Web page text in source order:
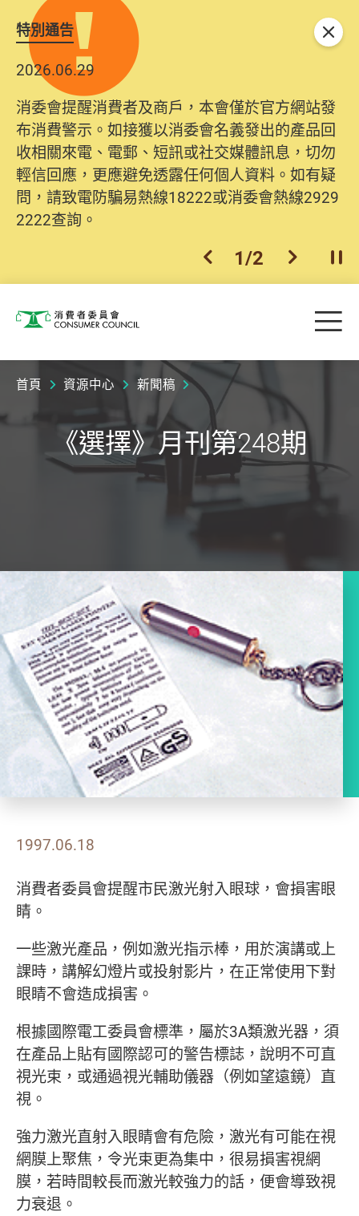
特別通告
2026.06.29
消委會提醒消費者及商戶，本會僅於官方網站發
布消費警示。如接獲以消委會名義發出的產品回
收相關來電、電郵、短訊或社交媒體訊息，切勿
輕信回應，更應避免透露任何個人資料。如有疑
問，請致電防騙易熱線18222或消委會熱線2929
2222查詢。
上一個
1/2 下一個開
關閉
消費者委員會 目
首頁 資源中心 新聞稿
《選擇》月刊第248期
1997.06.18
消費者委員會提醒市民激光射入眼球，會損害眼
睛。
一些激光產品，例如激光指示棒，用於演講或上
課時，講解幻燈片或投射影片，在正常使用下對
眼睛不會造成損害。
根據國際電工委員會標準，屬於3A類激光器，須
在產品上貼有國際認可的警告標誌，說明不可直
視光束，或通過視光輔助儀器（例如望遠鏡）直
視。
強力激光直射入眼睛會有危險，激光有可能在視
網膜上聚焦，令光束更為集中，很易損害視網
膜，若時間較長而激光較強力的話，便會導致視
力衰退。